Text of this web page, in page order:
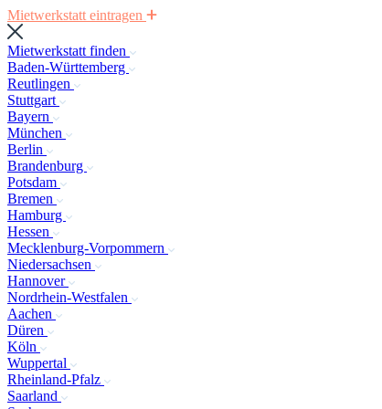
Mietwerkstatt eintragen
Mietwerkstatt finden
Baden-Württemberg
Reutlingen
Stuttgart
Bayern
München
Berlin
Brandenburg
Potsdam
Bremen
Hamburg
Hessen
Mecklenburg-Vorpommern
Niedersachsen
Hannover
Nordrhein-Westfalen
Aachen
Düren
Köln
Wuppertal
Rheinland-Pfalz
Saarland